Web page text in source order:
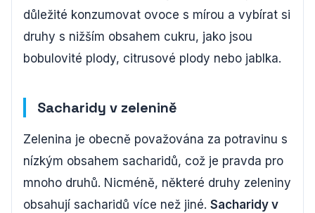
důležité konzumovat ovoce s mírou a vybírat si
druhy s nižším obsahem cukru, jako jsou
bobulovité plody, citrusové plody nebo jablka.
Sacharidy v zelenině
Zelenina je obecně považována za potravinu s
nízkým obsahem sacharidů, což je pravda pro
mnoho druhů. Nicméně, některé druhy zeleniny
obsahují sacharidů více než jiné. Sacharidy v